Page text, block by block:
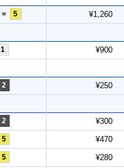
= 5 ¥1,260
1 ¥900
2 ¥250
2 ¥300
5 ¥470
5 ¥280